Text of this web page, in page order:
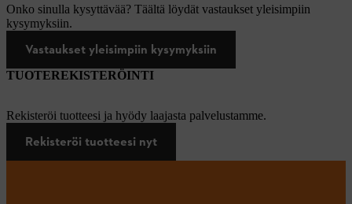
Onko sinulla kysyttävää? Täältä löydät vastaukset yleisimpiin
kysymyksiin.
Vastaukset yleisimpiin kysymyksiin
TUOTEREKISTERÖINTI
Rekisteröi tuotteesi ja hyödy laajasta palvelustamme.
Rekisteröi tuotteesi nyt